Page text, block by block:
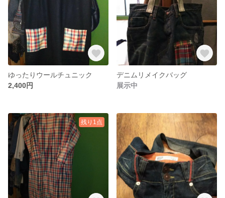
ゆったりウールチュニック
2,400円
デニムリメイクバッグ
展示中
残り1点